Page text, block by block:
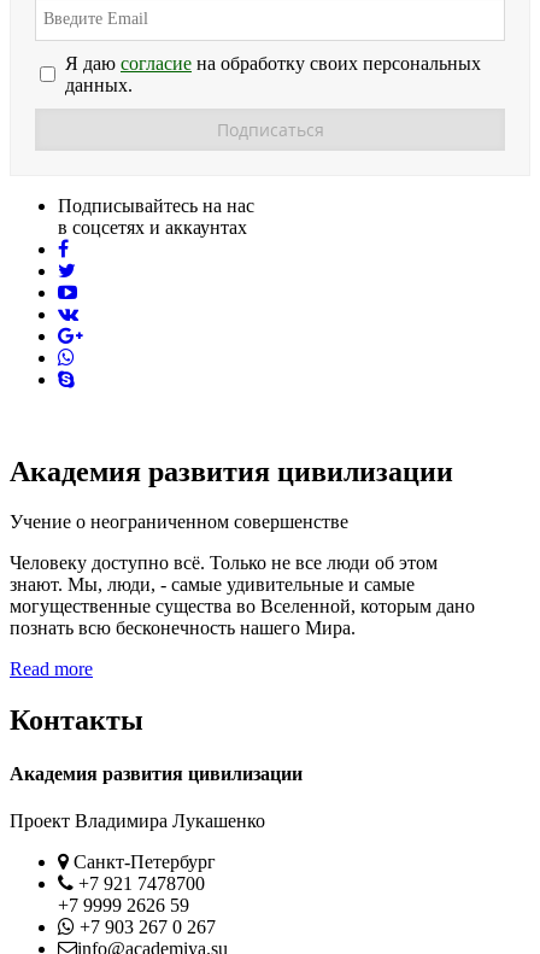
Я даю согласие на обработку своих персональных
данных.
Подписывайтесь на нас
в соцсетях и аккаунтах
facebook
youtube
vk
skype
Академия развития цивилизации
Учение о неограниченном совершенстве
Человеку доступно всё. Только не все люди об этом
знают. Мы, люди, - самые удивительные и самые
могущественные существа во Вселенной, которым дано
познать всю бесконечность нашего Мира.
Read more
Контакты
Академия развития цивилизации
Проект Владимира Лукашенко
Location
Санкт-Петербург
Phone
+7 921 7478700
+7 9999 2626 59
Whatsapp
+7 903 267 0 267
Contact
info@academiya.su